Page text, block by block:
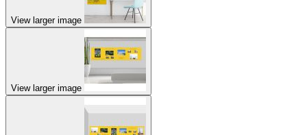
View larger image
View larger image